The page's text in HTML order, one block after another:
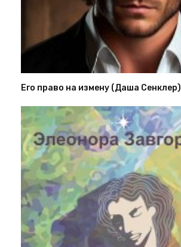
Его право на измену (Даша Сенклер)